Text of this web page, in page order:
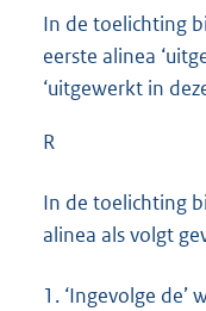
In de toelichting
eerste alinea
‘uitgewerkt in
R
In de toelichting
alinea als volgt
1. ‘Ingevolge de’